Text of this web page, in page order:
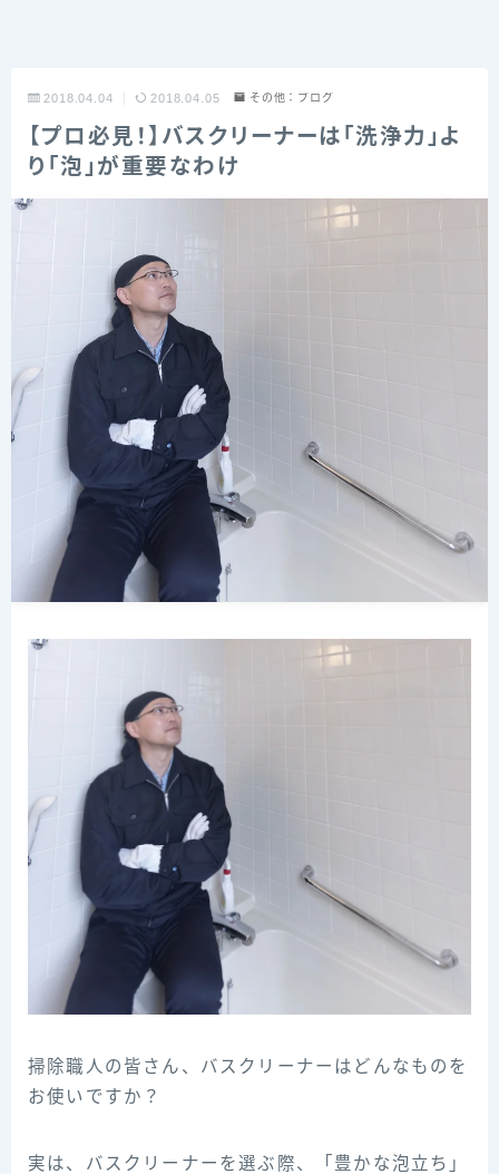
2018.04.04 2018.04.05 その他：ブログ
【プロ必見！】バスクリーナーは「洗浄力」よ
り「泡」が重要なわけ
掃除職人の皆さん、バスクリーナーはどんなものを
お使いですか？
実は、バスクリーナーを選ぶ際、「豊かな泡立ち」